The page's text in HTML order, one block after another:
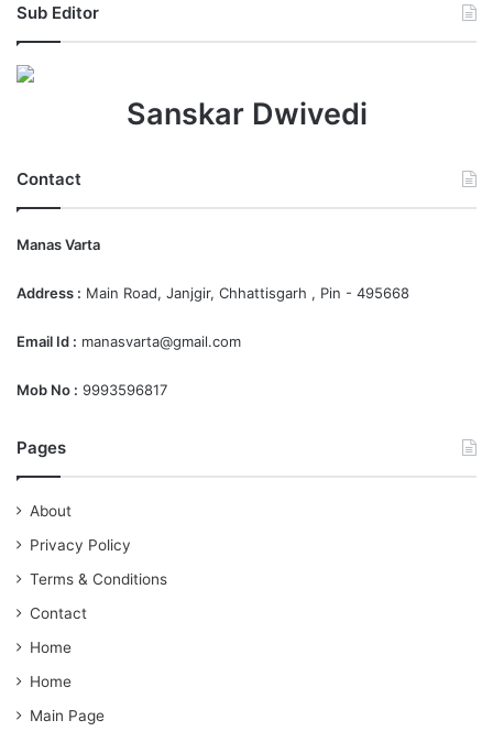
Sub Editor
Sanskar Dwivedi
Contact
Manas Varta
Address : Main Road, Janjgir, Chhattisgarh , Pin - 495668
Email Id : manasvarta@gmail.com
Mob No : 9993596817
Pages
About
Privacy Policy
Terms & Conditions
Contact
Home
Home
Main Page